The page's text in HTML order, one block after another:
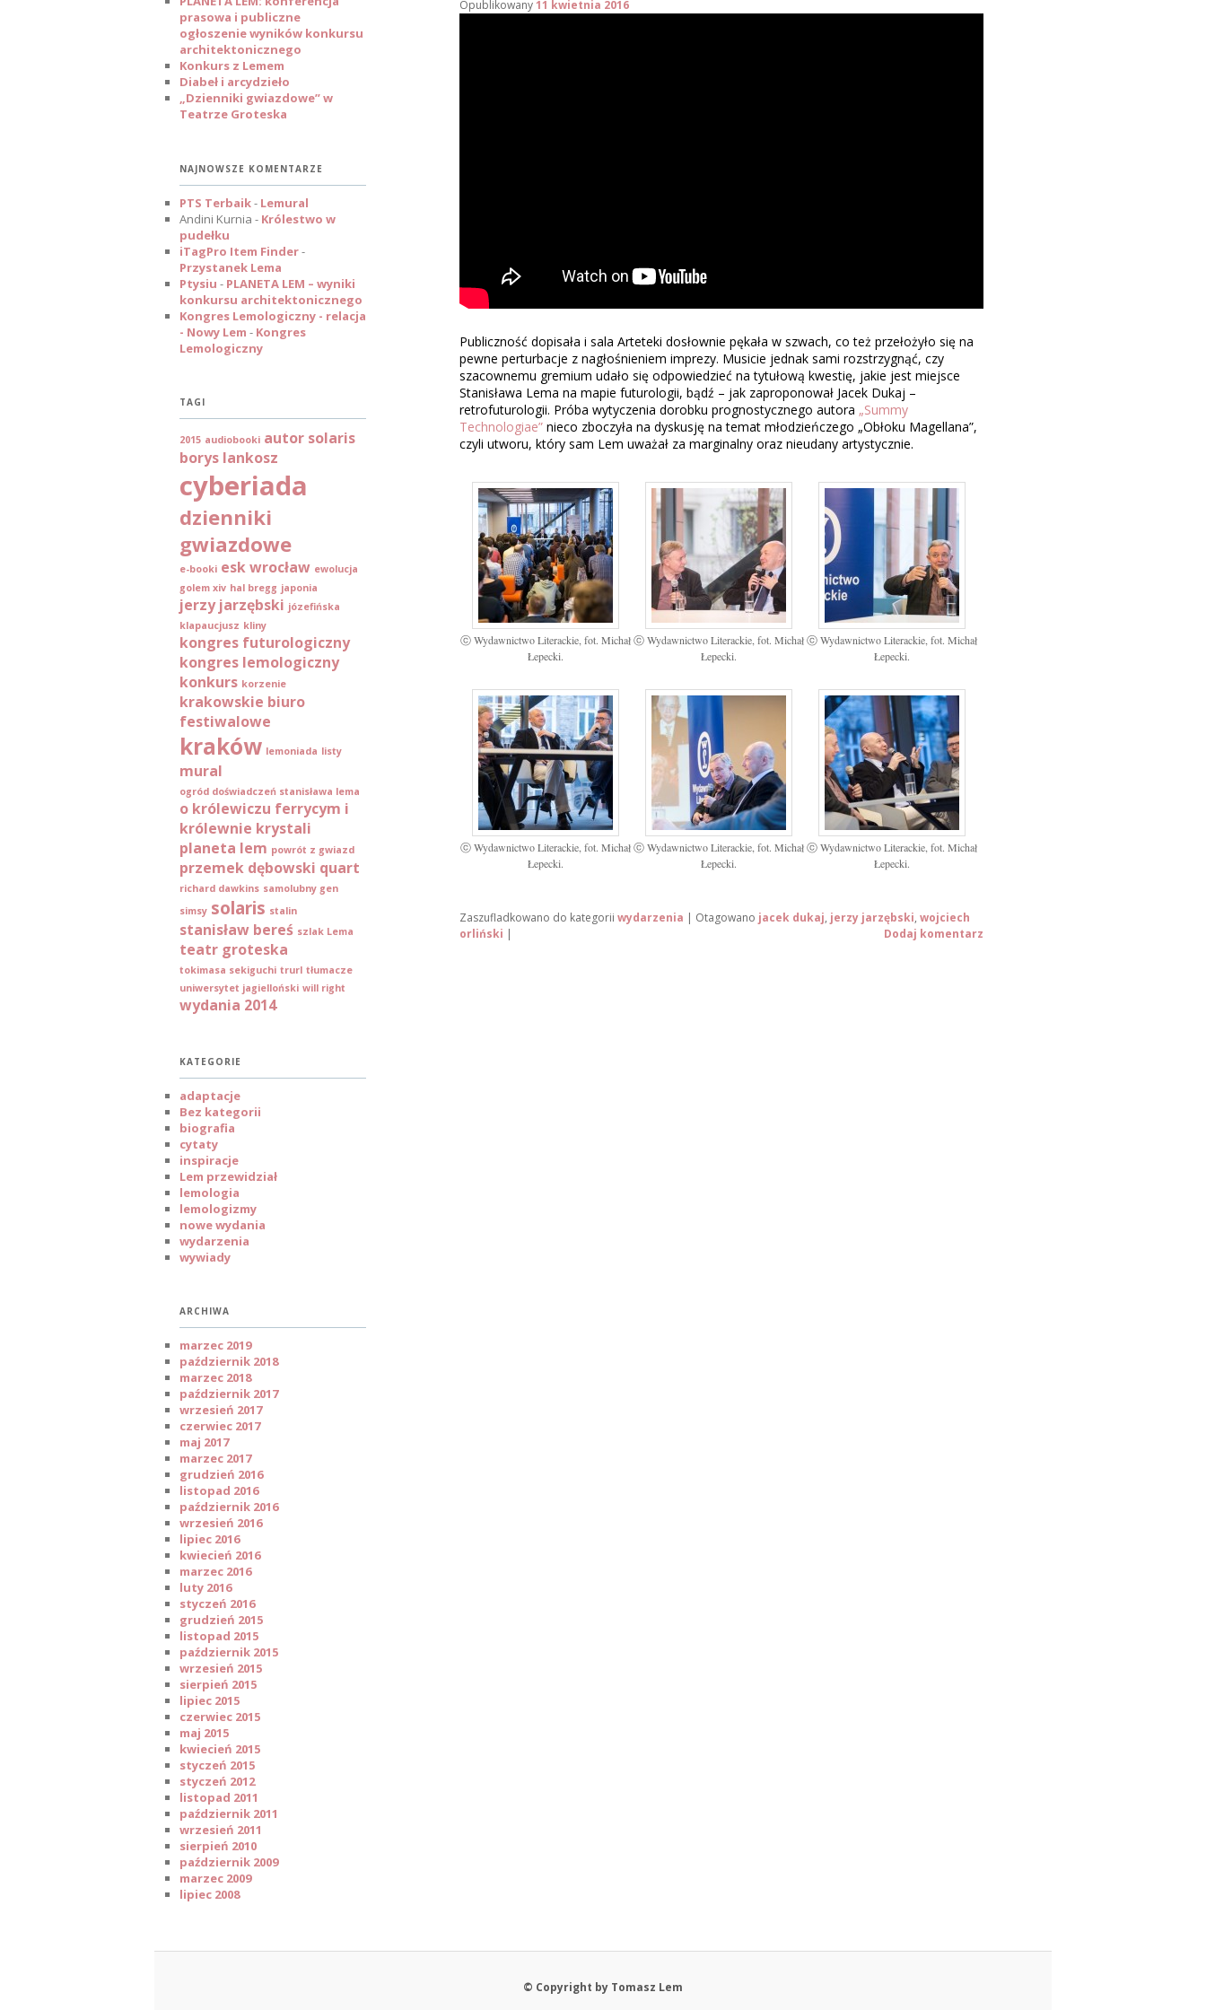
Opublikowany11 kwietnia 2016
Publiczność dopisała i sala Arteteki dosłownie pękała w szwach, co też przełożyło się na
pewne perturbacje z nagłośnieniem imprezy. Musicie jednak sami rozstrzygnąć, czy
szacownemu gremium udało się odpowiedzieć na tytułową kwestię, jakie jest miejsce
Stanisława Lema na mapie futurologii, bądź – jak zaproponował Jacek Dukaj –
retrofuturologii. Próba wytyczenia dorobku prognostycznego autora „Summy
Technologiae” nieco zboczyła na dyskusję na temat młodzieńczego „Obłoku Magellana”,
czyli utworu, który sam Lem uważał za marginalny oraz nieudany artystycznie.
ⓒ Wydawnictwo Literackie, fot. Michał
Łepecki.
ⓒ Wydawnictwo Literackie, fot. Michał
Łepecki.
ⓒ Wydawnictwo Literackie, fot. Michał
Łepecki.
ⓒ Wydawnictwo Literackie, fot. Michał
Łepecki.
ⓒ Wydawnictwo Literackie, fot. Michał
Łepecki.
ⓒ Wydawnictwo Literackie, fot. Michał
Łepecki.
Zaszufladkowano do kategorii wydarzenia | Otagowano jacek dukaj, jerzy jarzębski, wojciech
orliński | Dodaj komentarz
prasowa i publiczne
ogłoszenie wyników konkursu
architektonicznego
Konkurs z Lemem
Diabeł i arcydzieło
„Dzienniki gwiazdowe” w
Teatrze Groteska
NAJNOWSZE KOMENTARZE
PTS Terbaik- Lemural
Andini Kurnia - Królestwo w
pudełku
iTagPro Item Finder-
Przystanek Lema
Ptysiu - PLANETA LEM – wyniki
konkursu architektonicznego
Kongres Lemologiczny - relacja
- Nowy Lem - Kongres
Lemologiczny
TAGI
2015 audiobooki autor solaris
borys lankosz
cyberiada
dzienniki
gwiazdowe
e-booki esk wrocław ewolucja
golem xiv hal bregg japonia
jerzy jarzębski józefińska
klapaucjusz kliny
kongres futurologiczny
kongres lemologiczny
konkurs korzenie
krakowskie biuro
festiwalowe
kraków lemoniada listy
mural
ogród doświadczeń stanisława lema
o królewiczu ferrycym i
królewnie krystali
planeta lem powrót z gwiazd
przemek dębowski quart
richard dawkins samolubny gen
simsy solaris stalin
stanisław bereś szlak Lema
teatr groteska
tokimasa sekiguchi trurl tłumacze
uniwersytet jagielloński will right
wydania 2014
KATEGORIE
adaptacje
Bez kategorii
biografia
cytaty
inspiracje
Lem przewidział
lemologia
lemologizmy
nowe wydania
wydarzenia
wywiady
ARCHIWA
marzec 2019
październik 2018
marzec 2018
październik 2017
wrzesień 2017
czerwiec 2017
maj 2017
marzec 2017
grudzień 2016
listopad 2016
październik 2016
wrzesień 2016
lipiec 2016
kwiecień 2016
marzec 2016
luty 2016
styczeń 2016
grudzień 2015
listopad 2015
październik 2015
wrzesień 2015
sierpień 2015
lipiec 2015
czerwiec 2015
maj 2015
kwiecień 2015
styczeń 2015
styczeń 2012
listopad 2011
październik 2011
wrzesień 2011
sierpień 2010
październik 2009
marzec 2009
lipiec 2008
© Copyright by Tomasz Lem